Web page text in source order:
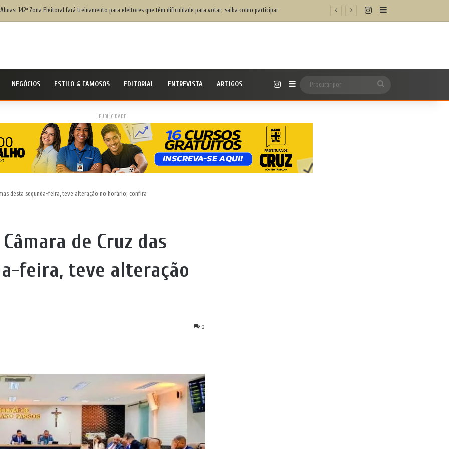
Nacional alerta população para chegada do ciclone bomba ‘ventos superiores a 100 km/h’ InstagramBarra Lateral
NEGÓCIOS ESTILO & FAMOSOS EDITORIAL ENTREVISTA ARTIGOS InstagramBarra Lateral
por
PUBLICIDADE
desta segunda-feira, teve alteração no horário; confira
de Cruz das
feira, teve alteração
0